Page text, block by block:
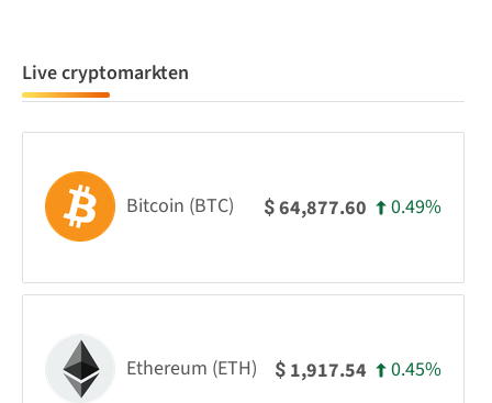
Live cryptomarkten
Bitcoin (BTC) $64,877.60 0.49%
Ethereum (ETH) $ 1,917.54 0.45%